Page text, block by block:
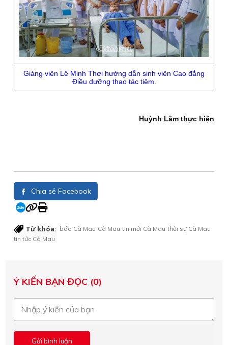
Giảng viên Lê Minh Thơi hướng dẫn sinh viên Cao đẳng
Ðiều dưỡng thao tác tiêm.
Huỳnh Lâm thực hiện
Chia sẻ Facebook
Từ khóa: báo Cà Mau Cà Mau tin mới Cà Mau thời sự Cà Mau
tin tức Cà Mau
Ý KIẾN BẠN ĐỌC (0)